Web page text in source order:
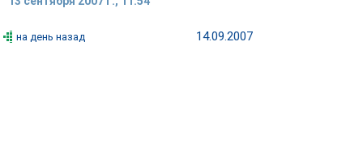
на день назад 14.09.2007